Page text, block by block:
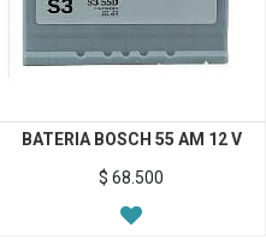
BATERIA BOSCH 55 AM 12 V
$ 68.500